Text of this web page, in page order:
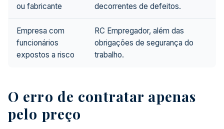
ou fabricante
decorrentes de defeitos.
Empresa com
funcionários
expostos a risco
RC Empregador, além das
obrigações de segurança do
trabalho.
O erro de contratar apenas
pelo preço